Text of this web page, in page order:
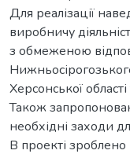
Для реалізації
виробничу
з обмеженою
Херсонської
Також
необхідні заходи
В проекті зроблено